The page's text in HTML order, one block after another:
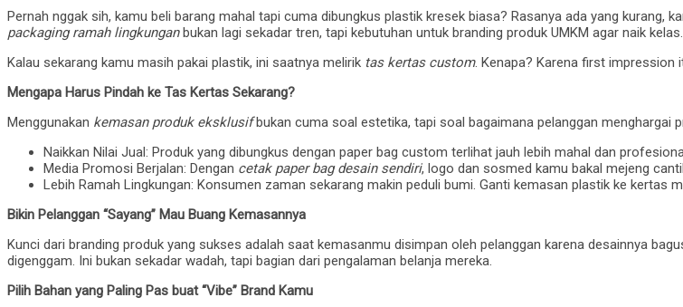
Pernah nggak sih, kamu beli barang mahal tapi cuma dibungkus plastik kresek biasa? Rasanya ada yang kurang,
packaging ramah lingkunganbukan lagi sekadar tren, tapi kebutuhan untuk branding produk UMKM agar naik kelas.
Kalau sekarang kamu masih pakai plastik, ini saatnya melirik tas kertas custom. Kenapa? Karena first impression
Mengapa Harus Pindah ke Tas Kertas Sekarang?
Menggunakan kemasan produk eksklusifbukan cuma soal estetika, tapi soal bagaimana pelanggan menghargai
Naikkan Nilai Jual: Produk yang dibungkus dengan paper bag custom terlihat jauh lebih mahal dan
Media Promosi Berjalan: Dengan cetak paper bag desain sendiri, logo dan sosmed kamu bakal mejeng
Lebih Ramah Lingkungan: Konsumen zaman sekarang makin peduli bumi. Ganti kemasan plastik ke kertas
Bikin Pelanggan “Sayang” Mau Buang Kemasannya
Kunci dari branding produk yang sukses adalah saat kemasanmu disimpan oleh pelanggan karena desainnya
digenggam. Ini bukan sekadar wadah, tapi bagian dari pengalaman belanja mereka.
Pilih Bahan yang Paling Pas buat “Vibe” Brand Kamu